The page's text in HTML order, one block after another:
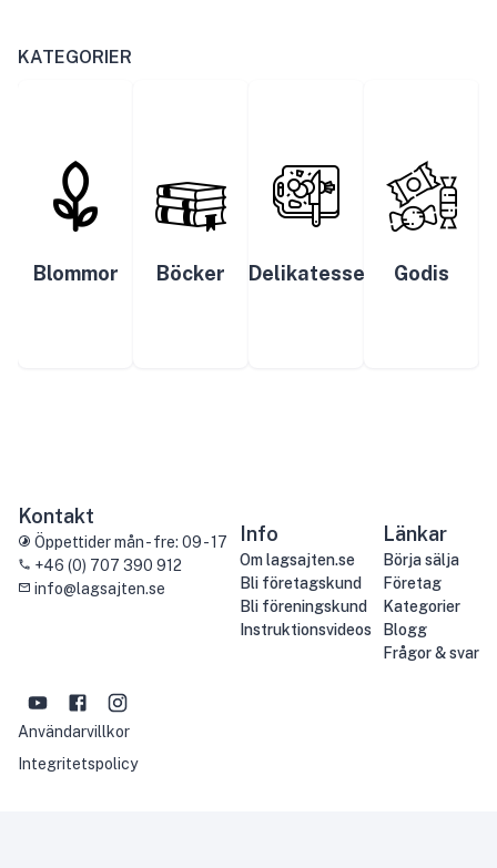
KATEGORIER
Blommor Böcker Delikatesser Godis
Kontakt
Öppettider mån - fre: 09 - 17
+46 (0) 707 390 912
info@lagsajten.se
Info
Om lagsajten.se
Bli företagskund
Bli föreningskund
Instruktionsvideos
Länkar
Börja sälja
Företag
Kategorier
Blogg
Frågor & svar
Användarvillkor
Integritetspolicy